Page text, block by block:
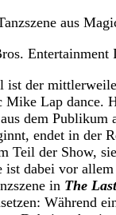
Entertainment
ist der
Mike Lap dance.
dem Publikum
endet in der
Teil der Show,
ist dabei vor allem
in The
Während